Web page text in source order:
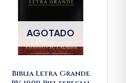
AGOTADO
Biblia Letra Grande